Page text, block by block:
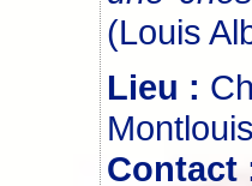
(Louis
Lieu :